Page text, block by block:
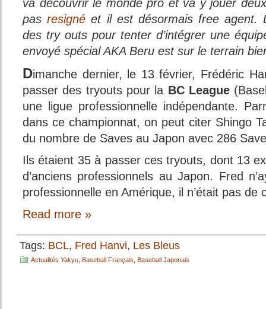
va découvrir le monde pro et va y jouer
pasresigné et il est désormais free agent.
des try outs pour tenter d’intégrer une
envoyé spécial AKA Beru est sur le terrain
Dimanche dernier, le 13 février, Frédéric
passer des tryouts pour la BC League
une ligue professionnelle indépendante.
dans ce championnat, on peut citer Shingo
du nombre de Saves au Japon avec 286
Ils étaient 35 à passer ces tryouts, dont 13
d’anciens professionnels au Japon. Fred
professionnelle en Amérique, il n’était pas de
Read more »
Tags: BCL, Fred Hanvi, Les Bleus
Actualités Yakyu Baseball Français Baseball Japonais